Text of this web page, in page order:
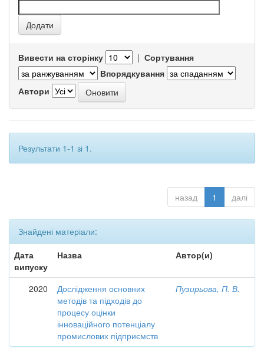
Вивести на сторінку | Сортування
Впорядкування
Автори
Результати 1-1 зі 1.
назад 1 далі
Знайдені матеріали:
Дата
випуску
Назва Автор(и)
2020
Дослідження основних
методів та підходів до
процесу оцінки
інноваційного потенціалу
промислових підприємств
Пузирьова, П. В.